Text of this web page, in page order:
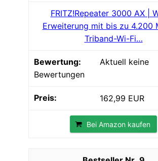
FRITZ!Repeater 3000 AX |
Erweiterung mit bis zu 4.200
Triband-Wi-Fi…
Aktuell keine
Bewertungen
162,99 EUR
Bei Amazon kaufen